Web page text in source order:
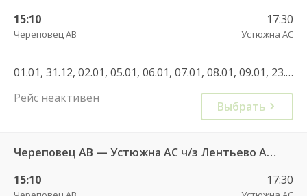
15:10
Череповец АВ
17:30
Устюжна АС
01.01, 31.12, 02.01, 05.01, 06.01, 07.01, 08.01, 09.01, 23.02, 09.03
Рейс неактивен
Выбрать
Череповец АВ — Устюжна АС ч/з Лентьево АС 750
15:10
17:30